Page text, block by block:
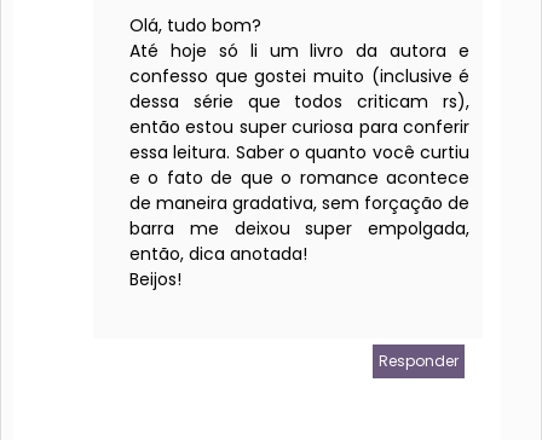
Olá, tudo bom?
Até hoje só li um livro da autora e
confesso que gostei muito (inclusive é
dessa série que todos criticam rs),
então estou super curiosa para conferir
essa leitura. Saber o quanto você curtiu
e o fato de que o romance acontece
de maneira gradativa, sem forçação de
barra me deixou super empolgada,
então, dica anotada!
Beijos!
Responder